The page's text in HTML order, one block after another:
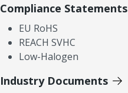
Compliance Statements
EU RoHS
REACH SVHC
Low-Halogen
Industry Documents